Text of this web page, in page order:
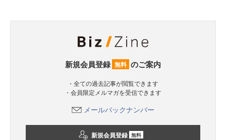
新規会員登録 無料 のご案内
・全ての過去記事が閲覧できます
・会員限定メルマガを受信できます
メールバックナンバー
新規会員登録 無料